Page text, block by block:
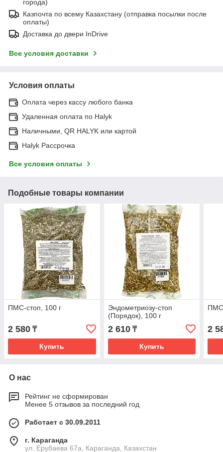
города)
Казпочта по всему Казахстану (отправка посылки после
оплаты)
Доставка до двери InDrive
Все условия доставки
Условия оплаты
Оплата через кассу любого банка
Удаленная оплата по Halyk
Наличными, QR HALYK или картой
Halyk Рассрочка
Все условия оплаты
Подобные товары компании
ПМС-стоп, 100 г
2 580 ₸
Купить
Эндометриозу-стоп
(Порядок), 100 г
2 610₸
Купить
2
О нас
Рейтинг не сформирован
Менее 5 отзывов за последний год
Работает с 30.09.2011
г. Караганда
ул. Ерубаева 67а, Караганда, Казахстан